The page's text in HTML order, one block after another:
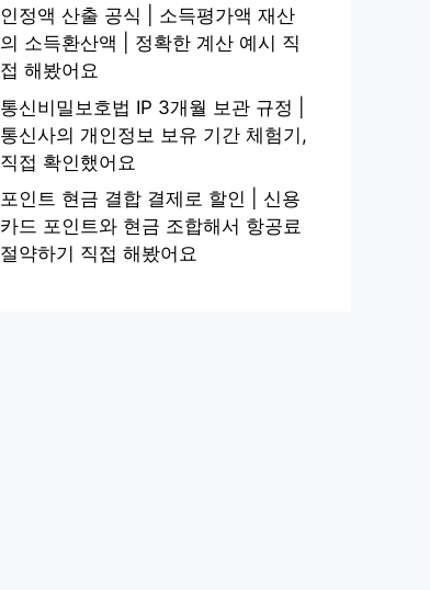
인정액 산출 공식 | 소득평가액 재산
의 소득환산액 | 정확한 계산 예시 직
접 해봤어요
통신비밀보호법 IP 3개월 보관 규정 |
통신사의 개인정보 보유 기간 체험기,
직접 확인했어요
포인트 현금 결합 결제로 할인 | 신용
카드 포인트와 현금 조합해서 항공료
절약하기 직접 해봤어요